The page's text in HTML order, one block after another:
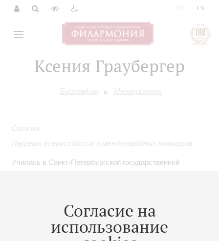
EN
Ксения Граубергер
Биография Мероприятия
Согласие на
использование
Скрипка
Лауреат всероссийских и международных конкурсов
Училась в Санкт-Петербургской государственной
консерватории имени Н.А. Римского-Корсакова и Высшей
конкурсов. В течении девяти лет училась и работала в
различных коллективах в Германии, работала в оркестре
Мариинского театра. В настоящее время живет и